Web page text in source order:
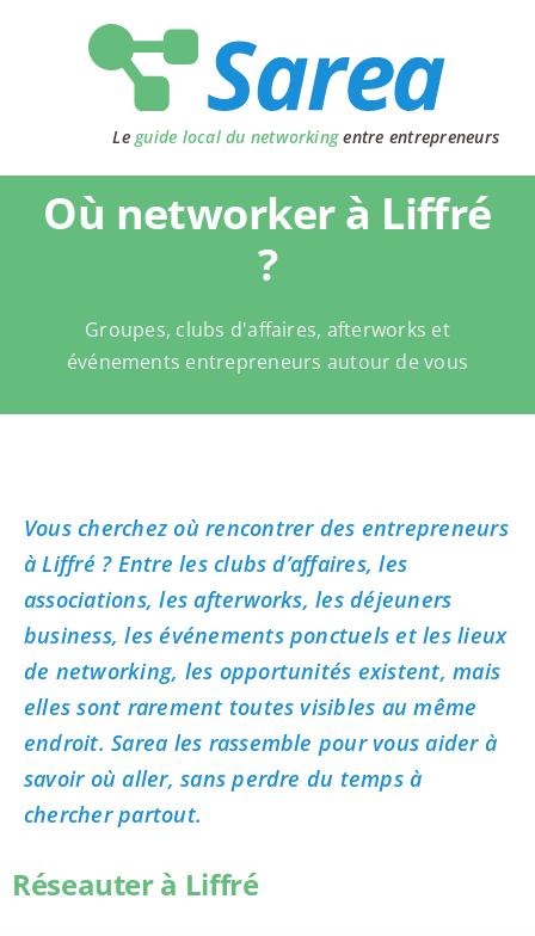
Le guide local du networkingentre entrepreneurs
Où networker à Liffré
?
Groupes, clubs d'affaires, afterworks et
événements entrepreneurs autour de vous
Vous cherchez où rencontrer des entrepreneurs
à Liffré ? Entre les clubs d’affaires, les
associations, les afterworks, les déjeuners
business, les événements ponctuels et les lieux
de networking, les opportunités existent, mais
elles sont rarement toutes visibles au même
endroit. Sarea les rassemble pour vous aider à
savoir où aller, sans perdre du temps à
chercher partout.
Réseauter à Liffré